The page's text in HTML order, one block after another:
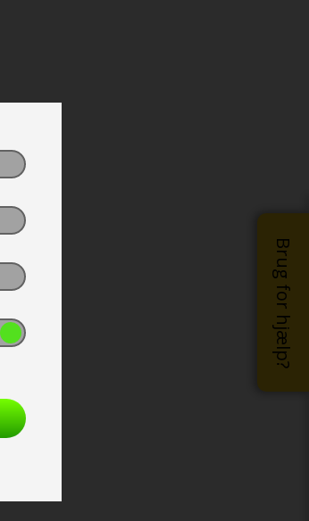
Brug for hjælp?